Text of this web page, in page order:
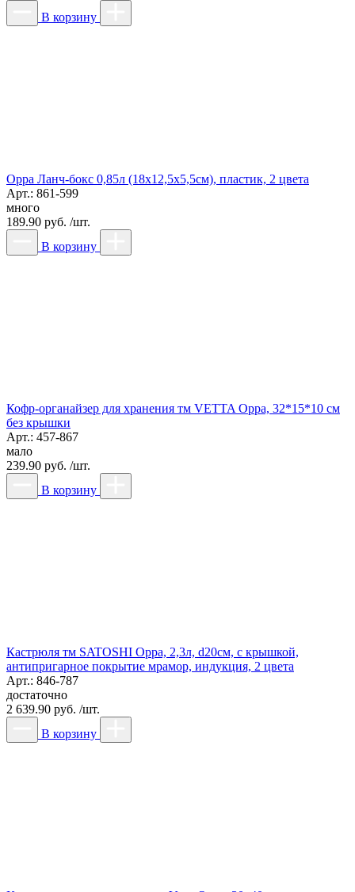
В корзину
Орра Ланч-бокс 0,85л (18х12,5х5,5см), пластик, 2 цвета
Арт.: 861-599
много
189.90 руб. /шт.
В корзину
Кофр-органайзер для хранения тм VETTA Орра, 32*15*10 см
без крышки
Арт.: 457-867
мало
239.90 руб. /шт.
В корзину
Кастрюля тм SATOSHI Орра, 2,3л, d20см, с крышкой,
антипригарное покрытие мрамор, индукция, 2 цвета
Арт.: 846-787
достаточно
2 639.90 руб. /шт.
В корзину